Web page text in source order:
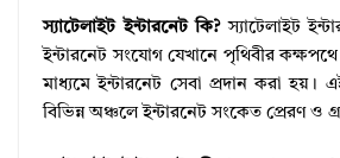
স্যাটেলাইট ইন্টারনেট কি?স্যাটেলাইট
ইন্টারনেট সংযোগ যেখানে পৃথিবীর
মাধ্যমে ইন্টারনেট সেবা প্রদান করা হয়।
বিভিন্ন অঞ্চলে ইন্টারনেট সংকেত প্রেরণ ও